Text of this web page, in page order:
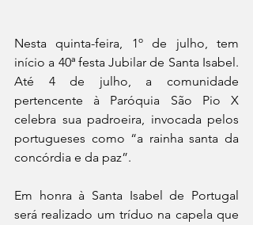
Nesta quinta-feira, 1º de julho, tem
início a 40ª festa Jubilar de Santa Isabel.
Até 4 de julho, a comunidade
pertencente à Paróquia São Pio X
celebra sua padroeira, invocada pelos
portugueses como “a rainha santa da
concórdia e da paz”.
Em honra à Santa Isabel de Portugal
será realizado um tríduo na capela que